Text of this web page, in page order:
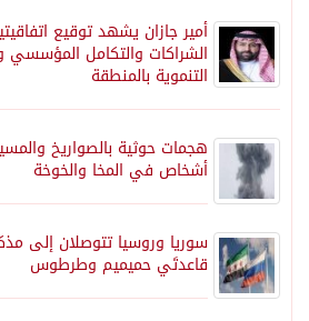
أمير جازان يشهد توقيع
الشراكات والتكامل المؤسسي
التنموية بالمنطقة
أشخاص في المخا والخوخة
سوريا وروسيا تتوصلان إلى
قاعدتَي حميميم وطرطوس